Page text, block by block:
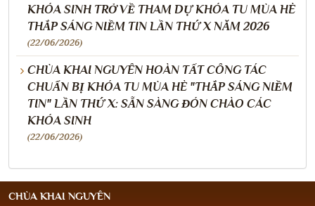
KHÓA SINH TRỞ VỀ THAM DỰ KHÓA TU MÙA HÈ
THẮP SÁNG NIỀM TIN LẦN THỨ X NĂM 2026
(22/06/2026)
CHÙA KHAI NGUYÊN HOÀN TẤT CÔNG TÁC
CHUẨN BỊ KHÓA TU MÙA HÈ "THẮP SÁNG NIỀM
TIN" LẦN THỨ X: SẴN SÀNG ĐÓN CHÀO CÁC
KHÓA SINH
(22/06/2026)
CHÙA KHAI NGUYÊN